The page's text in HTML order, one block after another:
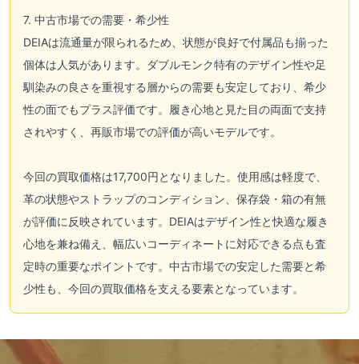
7. 中古市場での需要・希少性
DEIAは流通量が限られるため、状態が良好で付属品も揃った
個体は人気があります。ダブルモンク特有のデザイン性や足
馴染みの良さを重視する層からの需要も安定しており、希少
性の面でもプラス評価です。履き心地と見た目の両面で支持
されやすく、再販市場での評価が高いモデルです。
今回の買取価格は17,700円となりました。使用感は軽度で、
革の状態やストラップのコンディション、保存袋・箱の有無
が評価に反映されています。DEIAはデザイン性と快適な履き
心地を兼ね備え、幅広いコーディネートに対応できる点も査
定時の重要なポイントです。中古市場での安定した需要と希
少性も、今回の買取価格を支える要素となっています。